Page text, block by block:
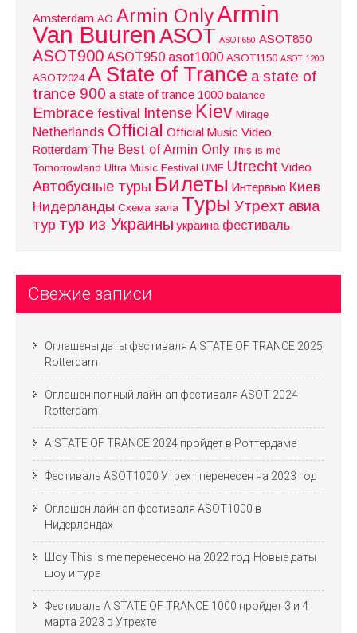
Amsterdam AO Armin OnlyArmin
Van Buuren ASOT ASOT650 ASOT850
ASOT900 ASOT950 asot1000 ASOT1150 ASOT 1200
ASOT2024 A State of Trance a state of
trance 900 a state of trance 1000 balance
Embrace festival Intense Kiev Mirage
Netherlands Official Official Music Video
Rotterdam The Best of Armin Only This is me
Tomorrowland Ultra Music Festival UMF Utrecht Video
Автобусные туры Билеты Интервью Киев
Нидерланды Схема зала Туры Утрехт авиа
тур тур из Украины украина фестиваль
Свежие записи
Оглашены даты фестиваля A STATE OF TRANCE 2025
Rotterdam
Оглашен полный лайн-ап фестиваля ASOT 2024
Rotterdam
A STATE OF TRANCE 2024 пройдет в Роттердаме
Фестиваль ASOT1000 Утрехт перенесен на 2023 год
Оглашен лайн-ап фестиваля ASOT1000 в
Нидерландах
Шоу This is me перенесено на 2022 год. Новые даты
шоу и тура
Фестиваль A STATE OF TRANCE 1000 пройдет 3 и 4
марта 2023 в Утрехте